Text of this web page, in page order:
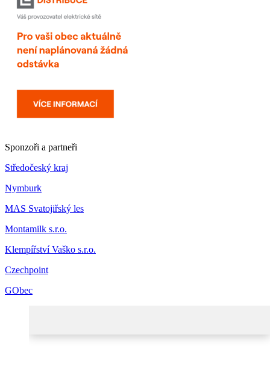
Sponzoři a partneři
Středočeský kraj
Nymburk
MAS Svatojiřský les
Montamilk s.r.o.
Klempířství Vaško s.r.o.
Czechpoint
GObec